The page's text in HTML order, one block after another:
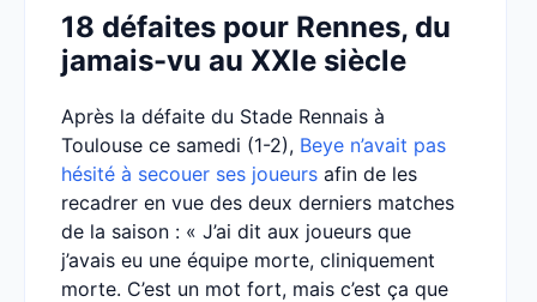
18 défaites pour Rennes, du
jamais-vu au XXIe siècle
Après la défaite du Stade Rennais à
Toulouse ce samedi (1-2), Beye n’avait pas
hésité à secouer ses joueurs afin de les
recadrer en vue des deux derniers matches
de la saison : « J’ai dit aux joueurs que
j’avais eu une équipe morte, cliniquement
morte. C’est un mot fort, mais c’est ça que